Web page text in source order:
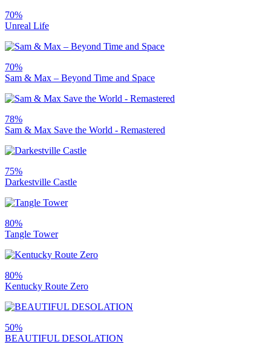
70%
Unreal Life
70%
Sam & Max – Beyond Time and Space
78%
Sam & Max Save the World - Remastered
75%
Darkestville Castle
80%
Tangle Tower
80%
Kentucky Route Zero
50%
BEAUTIFUL DESOLATION